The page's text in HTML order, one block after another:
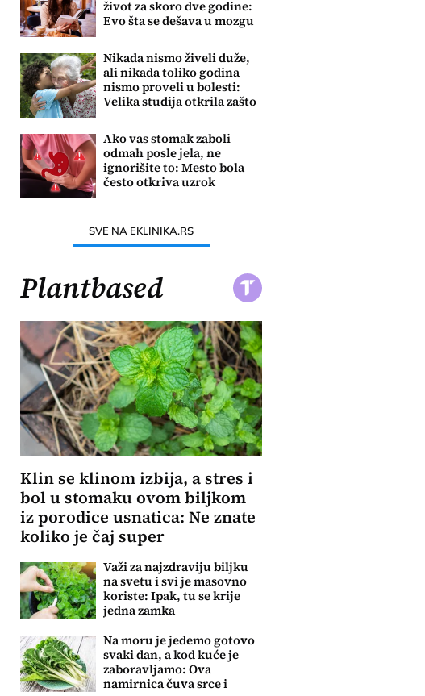
život za skoro dve godine:
Evo šta se dešava u mozgu
Nikada nismo živeli duže,
ali nikada toliko godina
nismo proveli u bolesti:
Velika studija otkrila zašto
Ako vas stomak zaboli
odmah posle jela, ne
ignorišite to: Mesto bola
često otkriva uzrok
SVE NA EKLINIKA.RS
Plantbased
Klin se klinom izbija, a stres i
bol u stomaku ovom biljkom
iz porodice usnatica: Ne znate
koliko je čaj super
Važi za najzdraviju biljku
na svetu i svi je masovno
koriste: Ipak, tu se krije
jedna zamka
Na moru je jedemo gotovo
svaki dan, a kod kuće je
zaboravljamo: Ova
namirnica čuva srce i